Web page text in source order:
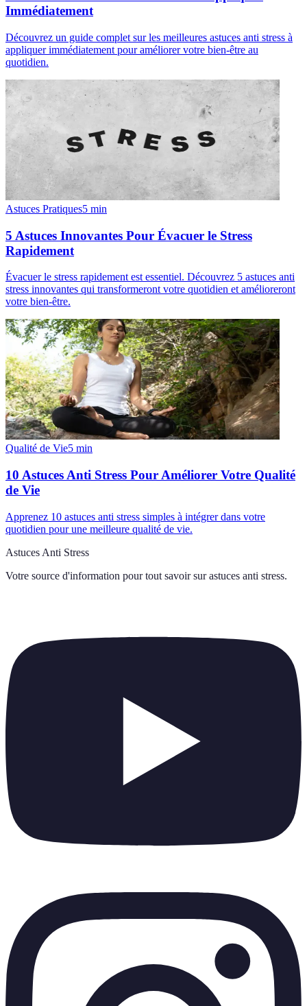
Immédiatement
Découvrez un guide complet sur les meilleures astuces anti stress à
appliquer immédiatement pour améliorer votre bien-être au
quotidien.
Astuces Pratiques5 min
5 Astuces Innovantes Pour Évacuer le Stress
Rapidement
Évacuer le stress rapidement est essentiel. Découvrez 5 astuces anti
stress innovantes qui transformeront votre quotidien et amélioreront
votre bien-être.
Qualité de Vie5 min
10 Astuces Anti Stress Pour Améliorer Votre Qualité
de Vie
Apprenez 10 astuces anti stress simples à intégrer dans votre
quotidien pour une meilleure qualité de vie.
Astuces Anti Stress
Votre source d'information pour tout savoir sur astuces anti stress.